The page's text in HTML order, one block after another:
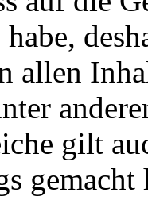
allen
gilt